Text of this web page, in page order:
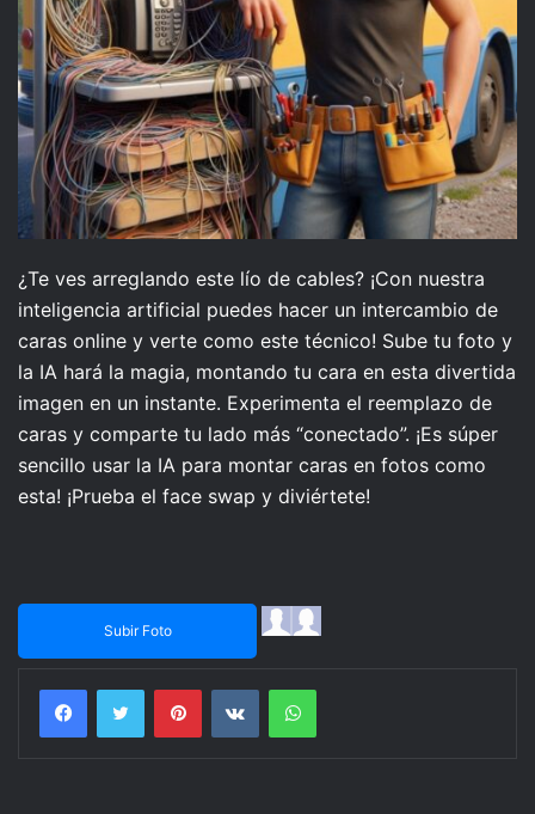
¿Te ves arreglando este lío de cables? ¡Con nuestra
inteligencia artificial puedes hacer un intercambio de
caras online y verte como este técnico! Sube tu foto y
la IA hará la magia, montando tu cara en esta divertida
imagen en un instante. Experimenta el reemplazo de
caras y comparte tu lado más “conectado”. ¡Es súper
sencillo usar la IA para montar caras en fotos como
esta! ¡Prueba el face swap y diviértete!
Subir Foto
FacebookTwitterPinterestVKontakteWhatsApp